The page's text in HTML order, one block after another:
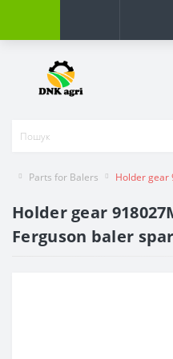
Parts for Balers Holder gear
Holder gear
Ferguson baler